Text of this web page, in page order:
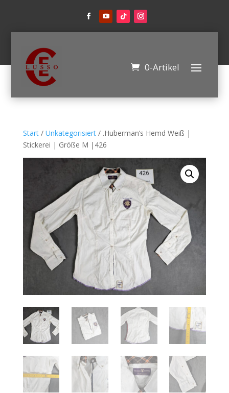
0-Artikel
Start/ Unkategorisiert/ .Huberman’s Hemd Weiß |
Stickerei | Größe M |426